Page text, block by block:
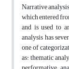
Narrative
which entered
and is used to
analysis has
one of
as: thematic